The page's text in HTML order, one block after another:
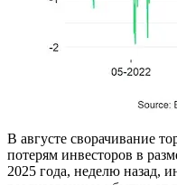
В августе сворачивание
потерям инвесторов в
2025 года, неделю назад,